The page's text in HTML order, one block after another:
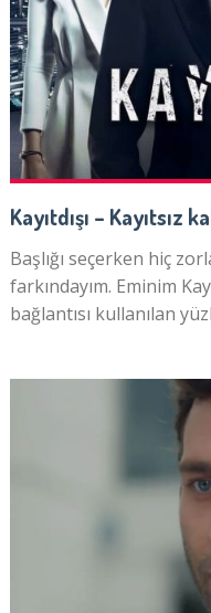
Kayıtdışı – Kayıtsız
Başlığı seçerken hiç
farkındayım. Eminim
bağlantısı kullanılan